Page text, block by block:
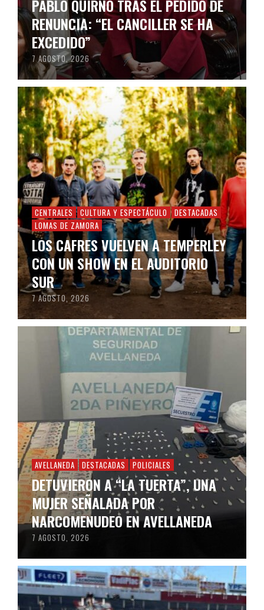
PABLO QUIRNO TRAS EL PEDIDO DE
RENUNCIA: “EL CANCILLER SE HA
EXCEDIDO”
7 AGOSTO, 2026
CENTRALES CULTURA Y ESPECTÁCULO
DESTACADAS
LOMAS DE ZAMORA
LOS CAFRES VUELVEN A TEMPERLEY
CON UN SHOW EN EL AUDITORIO
SUR
7 AGOSTO, 2026
AVELLANEDA DESTACADAS POLICIALES
DETUVIERON A “LA TUERTA”, UNA
MUJER SEÑALADA POR
NARCOMENUDEO EN AVELLANEDA
7 AGOSTO, 2026